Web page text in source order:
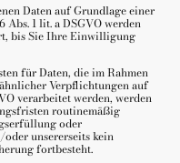
Daten auf Grundlage einer
1 lit. a DSGVO werden
bis Sie Ihre Einwilligung
für Daten, die im Rahmen
Verpflichtungen auf
verarbeitet werden, werden
routinemäßig
oder
unsererseits kein
fortbesteht.